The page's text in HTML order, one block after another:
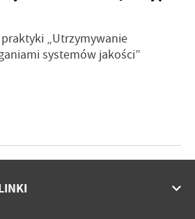
„Utrzymywanie
systemów jakości”